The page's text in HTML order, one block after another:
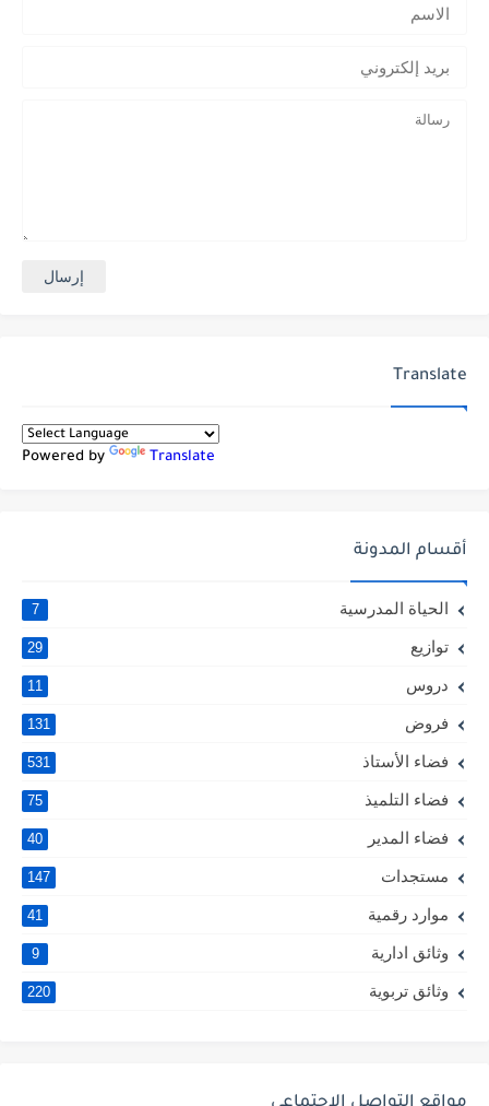
Translate
Powered by Translate
أقسام المدونة
الحياة المدرسية 7
توازيع 29
دروس 11
فروض 131
فضاء الأستاذ 531
فضاء التلميذ 75
فضاء المدير 40
مستجدات 147
موارد رقمية 41
وثائق ادارية 9
وثائق تربوية 220